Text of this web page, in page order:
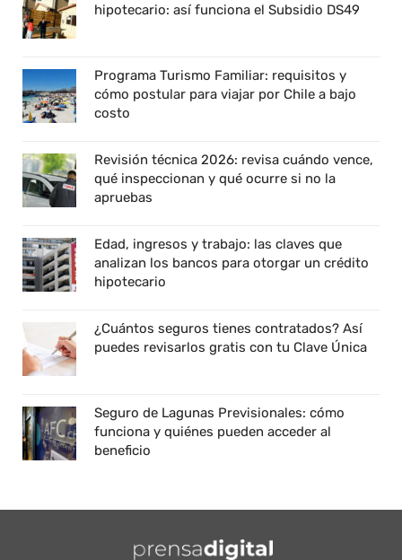
hipotecario: así funciona el Subsidio DS49
Programa Turismo Familiar: requisitos y
cómo postular para viajar por Chile a bajo
costo
Revisión técnica 2026: revisa cuándo vence,
qué inspeccionan y qué ocurre si no la
apruebas
Edad, ingresos y trabajo: las claves que
analizan los bancos para otorgar un crédito
hipotecario
¿Cuántos seguros tienes contratados? Así
puedes revisarlos gratis con tu Clave Única
Seguro de Lagunas Previsionales: cómo
funciona y quiénes pueden acceder al
beneficio